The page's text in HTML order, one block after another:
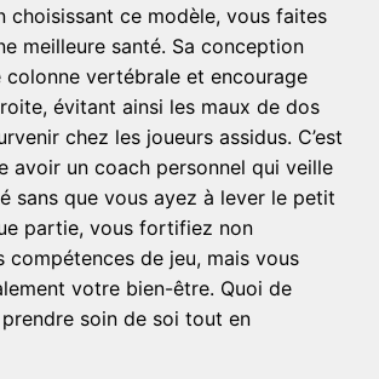
choisissant ce modèle, vous faites
meilleure santé. Sa conception
vertébrale et encourage
évitant ainsi les maux de dos
chez les joueurs assidus. C’est
avoir un coach personnel qui veille
sans que vous ayez à lever le petit
partie, vous fortifiez non
compétences de jeu, mais vous
votre bien-être. Quoi de
soin de soi tout en